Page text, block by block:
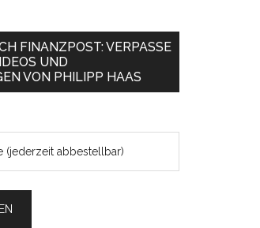
FINANZPOST: VERPASSE
UND
VON PHILIPP HAAS